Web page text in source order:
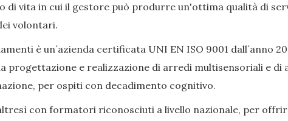
di vita in cui il gestore può produrre un'ottima qualità di
volontari.
è un´azienda certificata UNI EN ISO 9001 dall´anno
progettazione e realizzazione di arredi multisensoriali e
per ospiti con decadimento cognitivo.
con formatori riconosciuti a livello nazionale, per